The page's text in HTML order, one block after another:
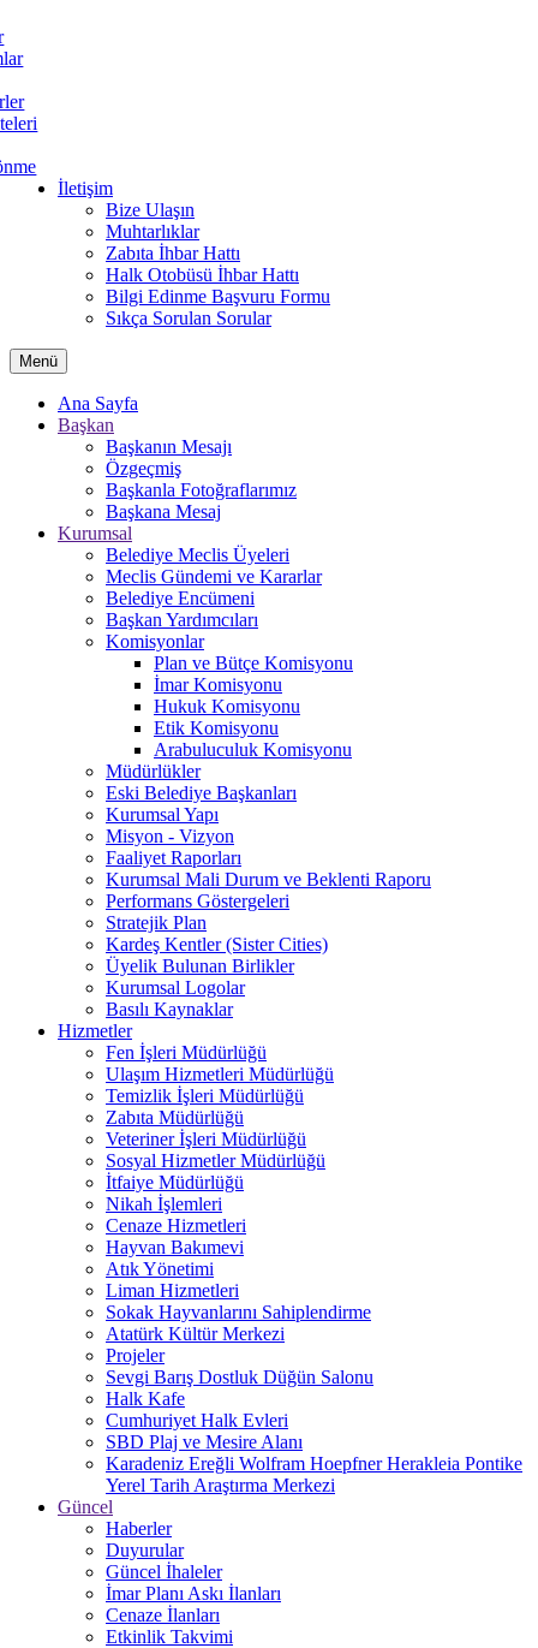
İletişim
Bize Ulaşın
Muhtarlıklar
Zabıta İhbar Hattı
Halk Otobüsü İhbar Hattı
Bilgi Edinme Başvuru Formu
Sıkça Sorulan Sorular
Menü
Ana Sayfa
Başkan
Başkanın Mesajı
Özgeçmiş
Başkanla Fotoğraflarımız
Başkana Mesaj
Kurumsal
Belediye Meclis Üyeleri
Meclis Gündemi ve Kararlar
Belediye Encümeni
Başkan Yardımcıları
Komisyonlar
Plan ve Bütçe Komisyonu
İmar Komisyonu
Hukuk Komisyonu
Etik Komisyonu
Arabuluculuk Komisyonu
Müdürlükler
Eski Belediye Başkanları
Kurumsal Yapı
Misyon - Vizyon
Faaliyet Raporları
Kurumsal Mali Durum ve Beklenti Raporu
Performans Göstergeleri
Stratejik Plan
Kardeş Kentler (Sister Cities)
Üyelik Bulunan Birlikler
Kurumsal Logolar
Basılı Kaynaklar
Hizmetler
Fen İşleri Müdürlüğü
Ulaşım Hizmetleri Müdürlüğü
Temizlik İşleri Müdürlüğü
Zabıta Müdürlüğü
Veteriner İşleri Müdürlüğü
Sosyal Hizmetler Müdürlüğü
İtfaiye Müdürlüğü
Nikah İşlemleri
Cenaze Hizmetleri
Hayvan Bakımevi
Atık Yönetimi
Liman Hizmetleri
Sokak Hayvanlarını Sahiplendirme
Atatürk Kültür Merkezi
Projeler
Sevgi Barış Dostluk Düğün Salonu
Halk Kafe
Cumhuriyet Halk Evleri
SBD Plaj ve Mesire Alanı
Karadeniz Ereğli Wolfram Hoepfner Herakleia Pontike
Yerel Tarih Araştırma Merkezi
Güncel
Haberler
Duyurular
Güncel İhaleler
İmar Planı Askı İlanları
Cenaze İlanları
Etkinlik Takvimi